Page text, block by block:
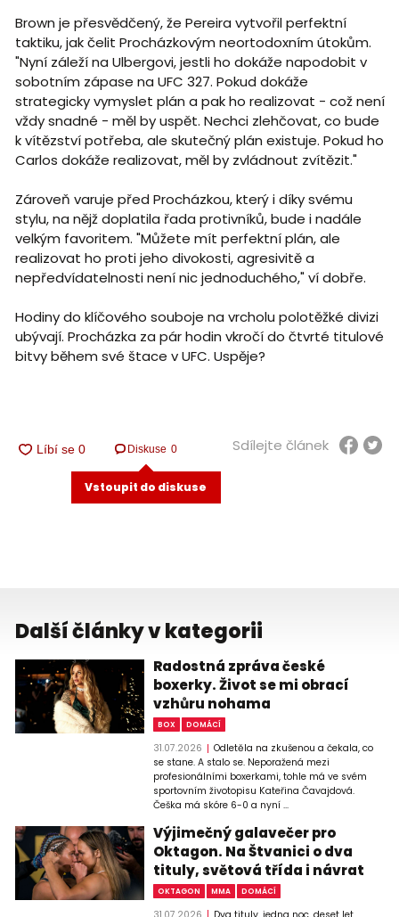
Brown je přesvědčený, že Pereira vytvořil perfektní
taktiku, jak čelit Procházkovým neortodoxním útokům.
"Nyní záleží na Ulbergovi, jestli ho dokáže napodobit v
sobotním zápase na UFC 327. Pokud dokáže
strategicky vymyslet plán a pak ho realizovat - což není
vždy snadné - měl by uspět. Nechci zlehčovat, co bude
k vítězství potřeba, ale skutečný plán existuje. Pokud ho
Carlos dokáže realizovat, měl by zvládnout zvítězit."
Zároveň varuje před Procházkou, který i díky svému
stylu, na nějž doplatila řada protivníků, bude i nadále
velkým favoritem. "Můžete mít perfektní plán, ale
realizovat ho proti jeho divokosti, agresivitě a
nepředvídatelnosti není nic jednoduchého," ví dobře.
Hodiny do klíčového souboje na vrcholu polotěžké divizi
ubývají. Procházka za pár hodin vkročí do čtvrté titulové
bitvy během své štace v UFC. Uspěje?
Diskuse 0
Vstoupit do diskuse
Sdílejte článek
Další články v kategorii
Radostná zpráva české
boxerky. Život se mi obrací
vzhůru nohama
BOX DOMÁCÍ
31.07.2026
Odletěla na zkušenou a čekala, co
se stane. A stalo se. Neporažená mezi
profesionálními boxerkami, tohle má ve svém
sportovním životopisu Kateřina Čavajdová.
Češka má skóre 6-0 a nyní ...
Výjimečný galavečer pro
Oktagon. Na Štvanici o dva
tituly, světová třída i návrat
OKTAGON MMA DOMÁCÍ